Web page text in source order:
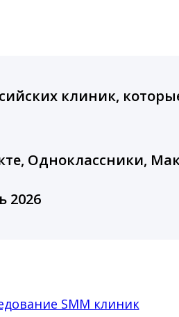
клиник,
Одноклассники,
2026
SMM клиник